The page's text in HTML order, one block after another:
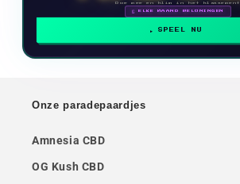
Doe mee en klim in het klassement
🗓 ELKE MAAND BELONINGEN
SPEEL NU
Onze paradepaardjes
Amnesia CBD
OG Kush CBD